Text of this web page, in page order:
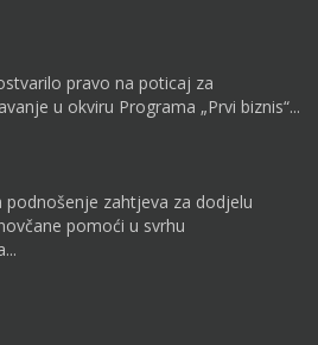
pravo na poticaj za
u okviru Programa „Prvi biznis“...
podnošenje zahtjeva za dodjelu
pomoći u svrhu